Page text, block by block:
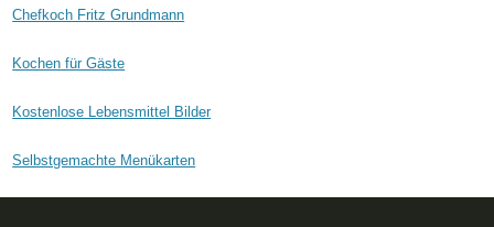
Chefkoch Fritz Grundmann
Kochen für Gäste
Kostenlose Lebensmittel Bilder
Selbstgemachte Menükarten